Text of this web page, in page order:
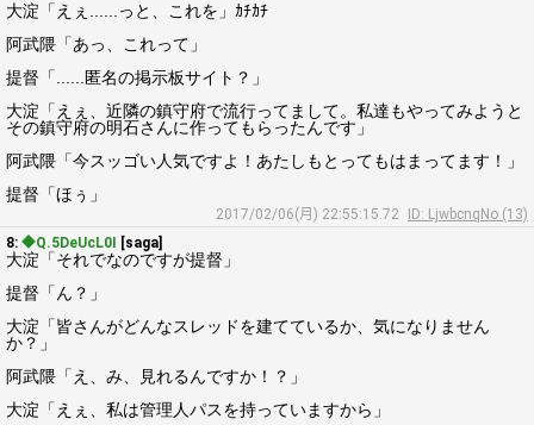
大淀「えぇ......っと、これを」ｶﾁｶﾁ
阿武隈「あっ、これって」
提督「......匿名の掲示板サイト？」
大淀「えぇ、近隣の鎮守府で流行ってまして。私達もやってみようと
その鎮守府の明石さんに作ってもらったんです」
阿武隈「今スッゴい人気ですよ！あたしもとってもはまってます！」
提督「ほぅ」
2017/02/06(月) 22:55:15.72
ID: LjwbcnqNo (13)
8: ◆Q.5DeUcL0I [saga]
大淀「それでなのですが提督」
提督「ん？」
大淀「皆さんがどんなスレッドを建てているか、気になりません
か？」
阿武隈「え、み、見れるんですか！？」
大淀「えぇ、私は管理人パスを持っていますから」